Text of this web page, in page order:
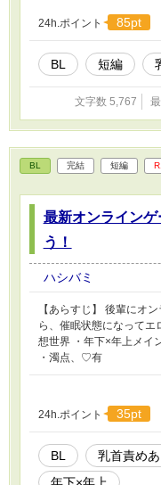
24h.ポイント 85pt
BL 短編
文字数 5,767
BL 完結 短編
最新オンライン
う！
ハシバミ
【あらすじ】 後輩にオ
ら、催眠状態になってエ
想世界 ・年下×年上メイ
・濁点、♡有
24h.ポイント 35pt
BL 乳首責めあ